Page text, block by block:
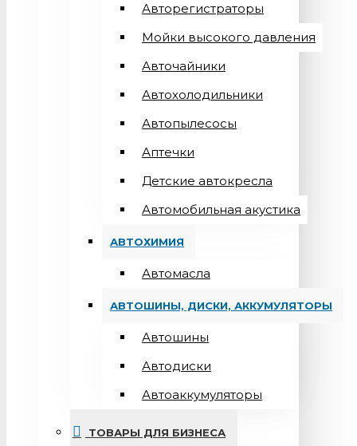
Авторегистраторы
Мойки высокого давления
Авточайники
Автохолодильники
Автопылесосы
Аптечки
Детские автокресла
Автомобильная акустика
АВТОХИМИЯ
Автомасла
АВТОШИНЫ, ДИСКИ, АККУМУЛЯТОРЫ
Автошины
Автодиски
Автоаккумуляторы
ТОВАРЫ ДЛЯ БИЗНЕСА